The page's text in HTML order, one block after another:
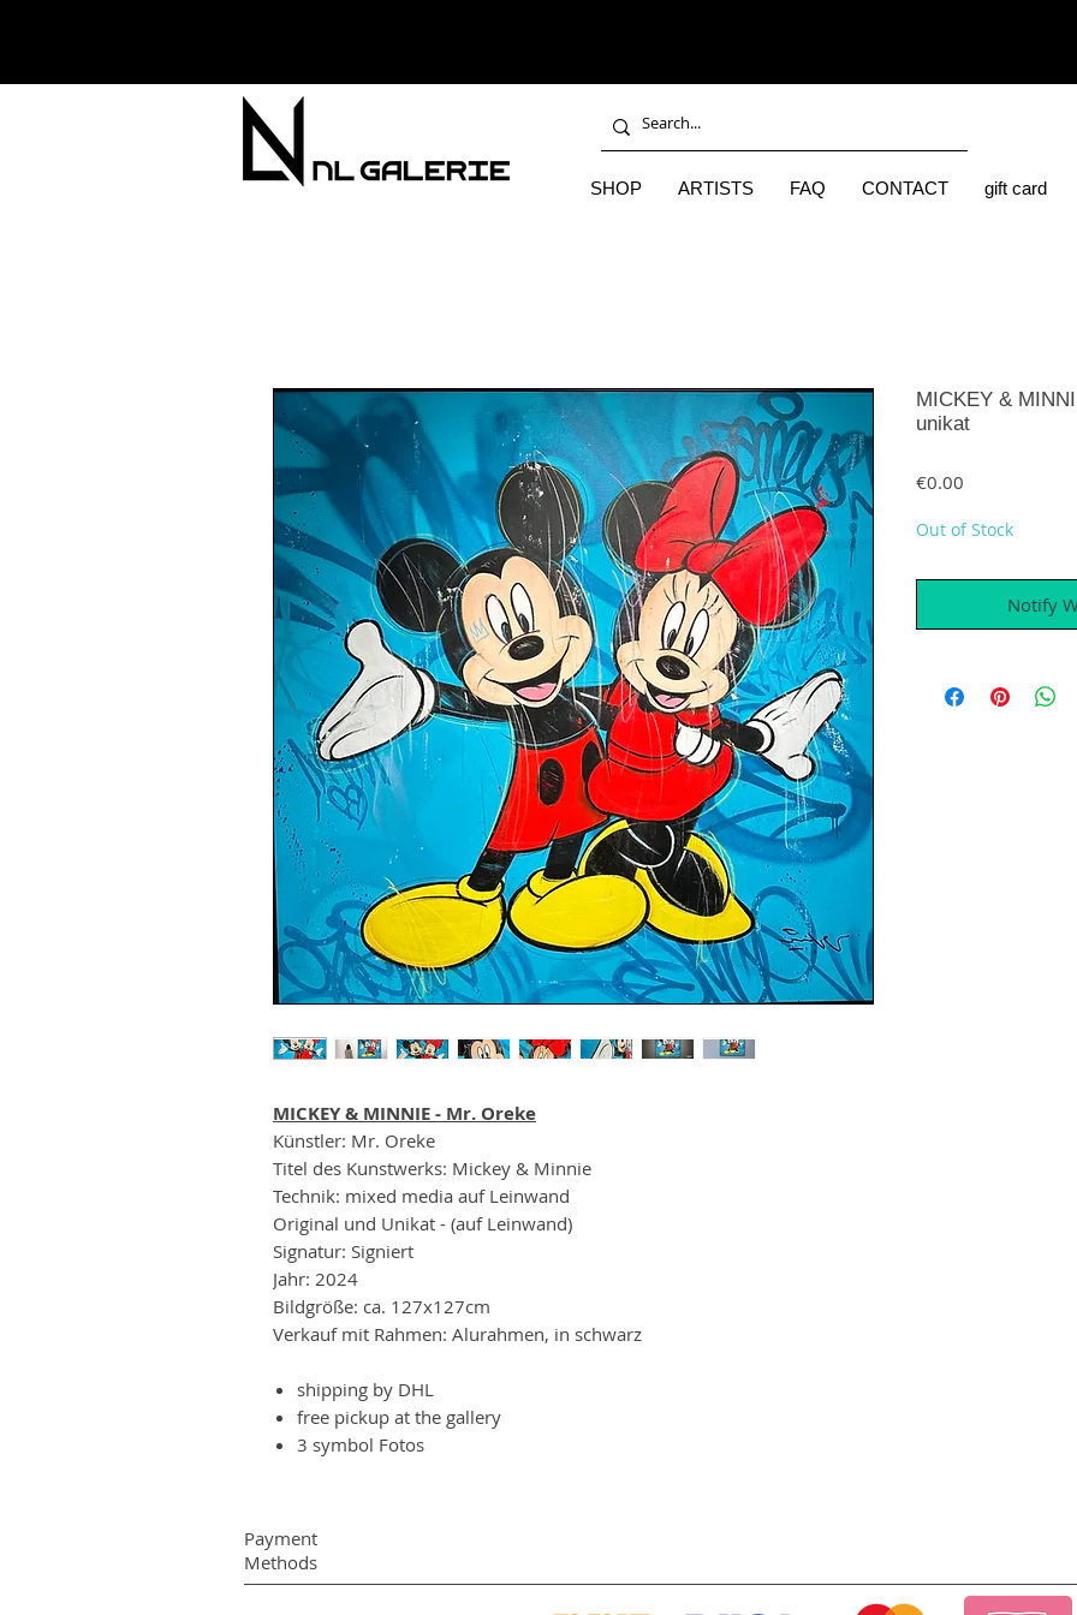
SHOP ARTISTS FAQ CONTACT gift card
MICKEY & MINNIE - Mr. Oreke
Künstler: Mr. Oreke
Titel des Kunstwerks: Mickey & Minnie
Technik: mixed media auf Leinwand
Original und Unikat - (auf Leinwand)
Signatur: Signiert
Jahr: 2024
Bildgröße: ca. 127x127cm
Verkauf mit Rahmen: Alurahmen, in schwarz
shipping by DHL
free pickup at the gallery
3 symbol Fotos
MICKEY &
unikat
€0.00
Out of Stock
Notify
Payment
Methods